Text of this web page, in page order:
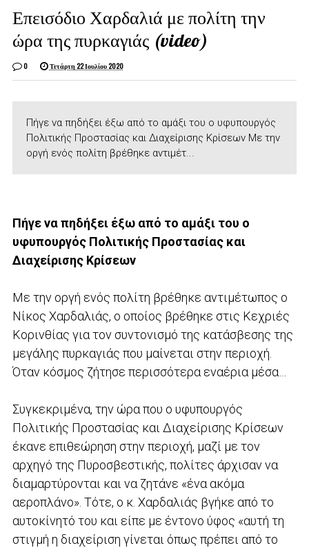
Επεισόδιο Χαρδαλιά με πολίτη την
ώρα της πυρκαγιάς (video)
0 Τετάρτη 22 Ιουλίου 2020
Πήγε να πηδήξει έξω από το αμάξι του o υφυπουργός
Πολιτικής Προστασίας και Διαχείρισης Κρίσεων Mε την
οργή ενός πολίτη βρέθηκε αντιμέτ...
Πήγε να πηδήξει έξω από το αμάξι του o
υφυπουργός Πολιτικής Προστασίας και
Διαχείρισης Κρίσεων
Mε την οργή ενός πολίτη βρέθηκε αντιμέτωπος ο
Νίκος Χαρδαλιάς, ο οποίος βρέθηκε στις Κεχριές
Κορινθίας για τον συντονισμό της κατάσβεσης της
μεγάλης πυρκαγιάς που μαίνεται στην περιοχή.
Όταν κόσμος ζήτησε περισσότερα εναέρια μέσα…
Συγκεκριμένα, την ώρα που ο υφυπουργός
Πολιτικής Προστασίας και Διαχείρισης Κρίσεων
έκανε επιθεώρηση στην περιοχή, μαζί με τον
αρχηγό της Πυροσβεστικής, πολίτες άρχισαν να
διαμαρτύρονται και να ζητάνε «ένα ακόμα
αεροπλάνο». Τότε, ο κ. Χαρδαλιάς βγήκε από το
αυτοκίνητό του και είπε με έντονο ύφος «αυτή τη
στιγμή η διαχείριση γίνεται όπως πρέπει από το